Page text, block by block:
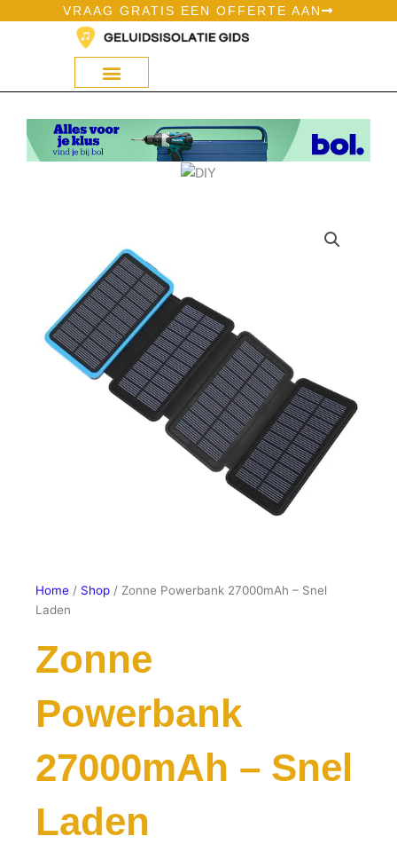
VRAAG GRATIS EEN OFFERTE AAN
Home / Shop / Zonne Powerbank 27000mAh – Snel
Laden
Zonne
Powerbank
27000mAh – Snel
Laden